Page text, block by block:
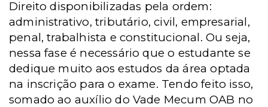
Direito disponibilizadas pela ordem:
administrativo, tributário, civil, empresarial,
penal, trabalhista e constitucional. Ou seja,
nessa fase é necessário que o estudante se
dedique muito aos estudos da área optada
na inscrição para o exame. Tendo feito isso,
somado ao auxílio do Vade Mecum OAB no